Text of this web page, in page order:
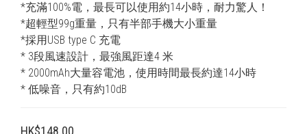
*充滿100%電，最長可以使用約14小時，耐力驚人！
*超輕型99g重量，只有半部手機大小重量
*採用USB type C 充電
* 3段風速設計，最強風距達4 米
* 2000mAh大量容電池，使用時間最長約達14小時
* 低噪音，只有約10dB
HK$148.00